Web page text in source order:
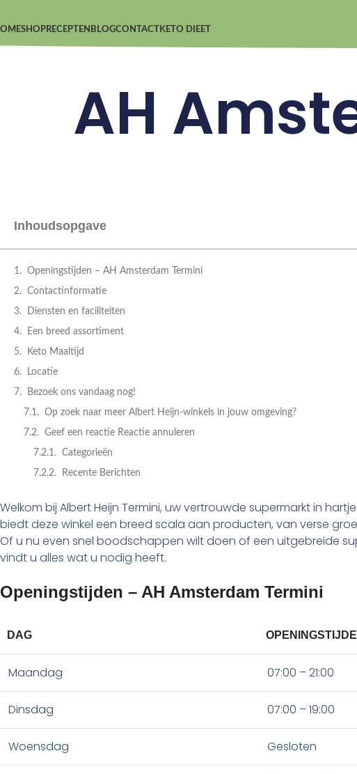
SHOPRECEPTEN BLOGCONTACT KETO DIEET
AH
Inhoudsopgave
Openingstijden – AH Amsterdam Termini
Contactinformatie
Diensten en faciliteiten
Een breed assortiment
Keto Maaltijd
Locatie
Bezoek ons vandaag nog!
Op zoek naar meer Albert Heijn-winkels in jouw omgeving?
Geef een reactie Reactie annuleren
Categorieën
Recente Berichten
Welkom bij Albert Heijn Termini, uw vertrouwde supermarkt in
biedt deze winkel een breed scala aan producten, van verse
Of u nu even snel boodschappen wilt doen of een uitgebreide
vindt u alles wat u nodig heeft.
Openingstijden – AH Amsterdam Termini
DAG
Maandag 07:00 – 21:00
Dinsdag 07:00 – 19:00
Woensdag Gesloten